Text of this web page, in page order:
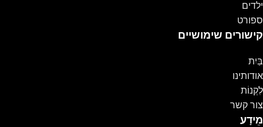
ילדים
ספורט
קישורים שימושיים
בַּיִת
אודותינו
לִקְנוֹת
צור קשר
מֵידָע